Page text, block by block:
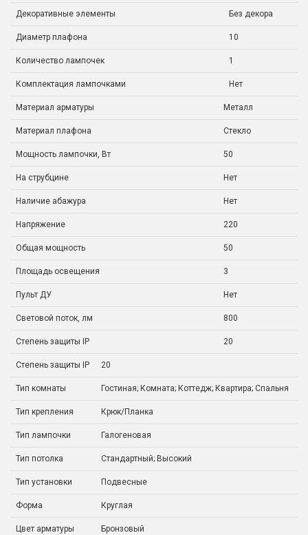
Декоративные элементы Без декора
Диаметр плафона 10
Количество лампочек 1
Комплектация лампочками Нет
Материал арматуры Металл
Материал плафона Стекло
Мощность лампочки, Вт 50
На струбцине Нет
Наличие абажура Нет
Напряжение 220
Общая мощность 50
Площадь освещения 3
Пульт ДУ Нет
Световой поток, лм 800
Степень защиты IP 20
Степень защиты IP 20
Тип комнаты Гостиная; Комната; Коттедж; Квартира; Спальня
Тип крепления Крюк/Планка
Тип лампочки Галогеновая
Тип потолка Стандартный; Высокий
Тип установки Подвесные
Форма Круглая
Цвет арматуры Бронзовый